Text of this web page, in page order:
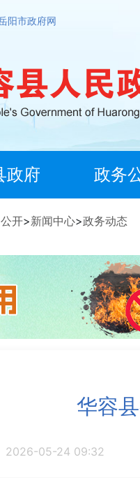
阳市政府网
政府 政务
开>新闻中心>政务动态
华容
2026-05-24 09:32